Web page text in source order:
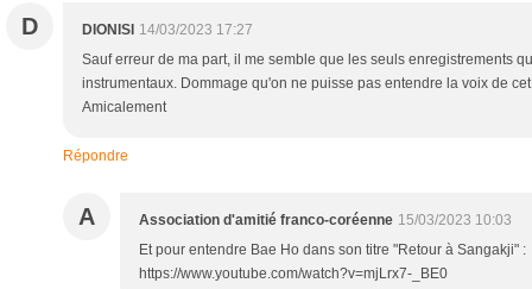
D DIONISI 14/03/2023 17:27
Sauf erreur de ma part, il me semble que les seuls enregistrements
instrumentaux. Dommage qu'on ne puisse pas entendre la voix de
Amicalement
Répondre
A Association d'amitié franco-coréenne 15/03/2023 10:03
Et pour entendre Bae Ho dans son titre "Retour à Sangakji" :
https://www.youtube.com/watch?v=mjLrx7-_BE0